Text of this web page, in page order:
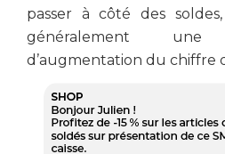
passer à côté des
généralement
d’augmentation du chiffre